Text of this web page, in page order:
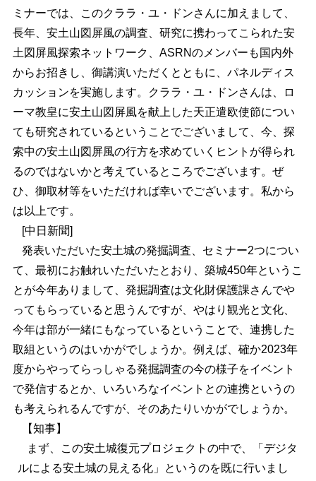
ミナーでは、このクララ・ユ・ドンさんに加えまして、
長年、安土山図屏風の調査、研究に携わってこられた安
土図屏風探索ネットワーク、ASRNのメンバーも国内外
からお招きし、御講演いただくとともに、パネルディス
カッションを実施します。クララ・ユ・ドンさんは、ロ
ーマ教皇に安土山図屏風を献上した天正遣欧使節につい
ても研究されているということでございまして、今、探
索中の安土山図屏風の行方を求めていくヒントが得られ
るのではないかと考えているところでございます。ぜ
ひ、御取材等をいただければ幸いでございます。私から
は以上です。
[中日新聞]
発表いただいた安土城の発掘調査、セミナー2つについ
て、最初にお触れいただいたとおり、築城450年というこ
とが今年ありまして、発掘調査は文化財保護課さんでや
ってもらっていると思うんですが、やはり観光と文化、
今年は部が一緒にもなっているということで、連携した
取組というのはいかがでしょうか。例えば、確か2023年
度からやってらっしゃる発掘調査の今の様子をイベント
で発信するとか、いろいろなイベントとの連携というの
も考えられるんですが、そのあたりいかがでしょうか。
【知事】
まず、この安土城復元プロジェクトの中で、「デジタ
ルによる安土城の見える化」というのを既に行いまし